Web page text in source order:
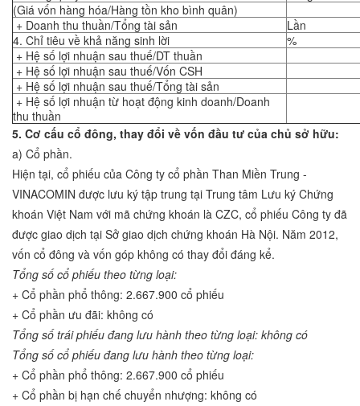
(Giá vốn hàng hóa/Hàng tồn kho bình quân)
+ Doanh thu thuần/Tổng tài sản
Lần
4. Chỉ tiêu về khả năng sinh lời
%
+ Hệ số lợi nhuận sau thuế/DT thuần
+ Hệ số lợi nhuận sau thuế/Vốn CSH
+ Hệ số lợi nhuận sau thuế/Tổng tài sản
+ Hệ số lợi nhuận từ hoạt động kinh doanh/Doanh
thu thuần
5. Cơ cấu cổ đông, thay đổi về vốn đầu tư của chủ sở hữu:
a) Cổ phần.
Hiện tại, cổ phiếu của Công ty cổ phần Than Miền Trung -
VINACOMIN được lưu ký tập trung tại Trung tâm Lưu ký Chứng
khoán Việt Nam với mã chứng khoán là CZC, cổ phiếu Công ty đã
được giao dịch tại Sở giao dịch chứng khoán Hà Nội. Năm 2012,
vốn cổ đông và vốn góp không có thay đổi đáng kể.
Tổng số cổ phiếu theo từng loại:
+ Cổ phần phổ thông: 2.667.900 cổ phiếu
+ Cổ phần ưu đãi: không có
Tổng số trái phiếu đang lưu hành theo từng loại: không có
Tổng số cổ phiếu đang lưu hành theo từng loại:
+ Cổ phần phổ thông: 2.667.900 cổ phiếu
+ Cổ phần bị hạn chế chuyển nhượng: không có